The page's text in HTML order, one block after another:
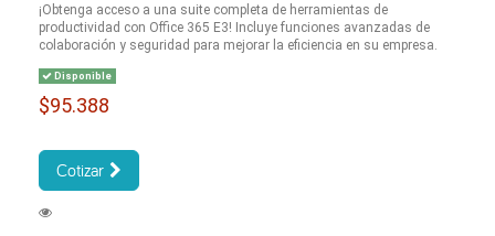
¡Obtenga acceso a una suite completa de herramientas de
productividad con Office 365 E3! Incluye funciones avanzadas de
colaboración y seguridad para mejorar la eficiencia en su empresa.
Disponible
$95.388
Cotizar